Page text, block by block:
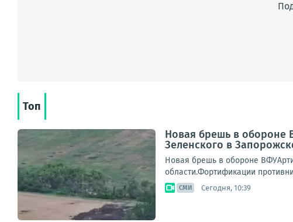
Топ
Новая брешь в обороне
Зеленского в
Новая брешь в обороне
области.Фортификации
СМИ Сегодня, 10:39